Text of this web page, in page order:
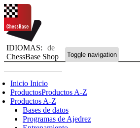
IDIOMAS:
de
ChessBase Shop
Toggle navigation
Inicio Inicio
ProductosProductos A-Z
Productos A-Z
Bases de datos
Programas de Ajedrez